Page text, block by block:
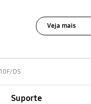
Veja mais
DS
Suporte